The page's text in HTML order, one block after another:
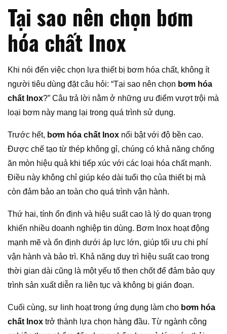
Tại sao nên chọn bơm
hóa chất Inox
Khi nói đến việc chọn lựa thiết bị bơm hóa chất, không ít
người tiêu dùng đặt câu hỏi: “Tại sao nên chọn bơm hóa
chất Inox?” Câu trả lời nằm ở những ưu điểm vượt trội mà
loại bơm này mang lại trong quá trình sử dụng.
Trước hết, bơm hóa chất Inox nổi bật với độ bền cao.
Được chế tạo từ thép không gỉ, chúng có khả năng chống
ăn mòn hiệu quả khi tiếp xúc với các loại hóa chất mạnh.
Điều này không chỉ giúp kéo dài tuổi thọ của thiết bị mà
còn đảm bảo an toàn cho quá trình vận hành.
Thứ hai, tính ổn định và hiệu suất cao là lý do quan trọng
khiến nhiều doanh nghiệp tin dùng. Bơm Inox hoạt động
mạnh mẽ và ổn định dưới áp lực lớn, giúp tối ưu chi phí
vận hành và bảo trì. Khả năng duy trì hiệu suất cao trong
thời gian dài cũng là một yếu tố then chốt để đảm bảo quy
trình sản xuất diễn ra liên tục và không bị gián đoạn.
Cuối cùng, sự linh hoạt trong ứng dụng làm cho bơm hóa
chất Inox trở thành lựa chọn hàng đầu. Từ ngành công